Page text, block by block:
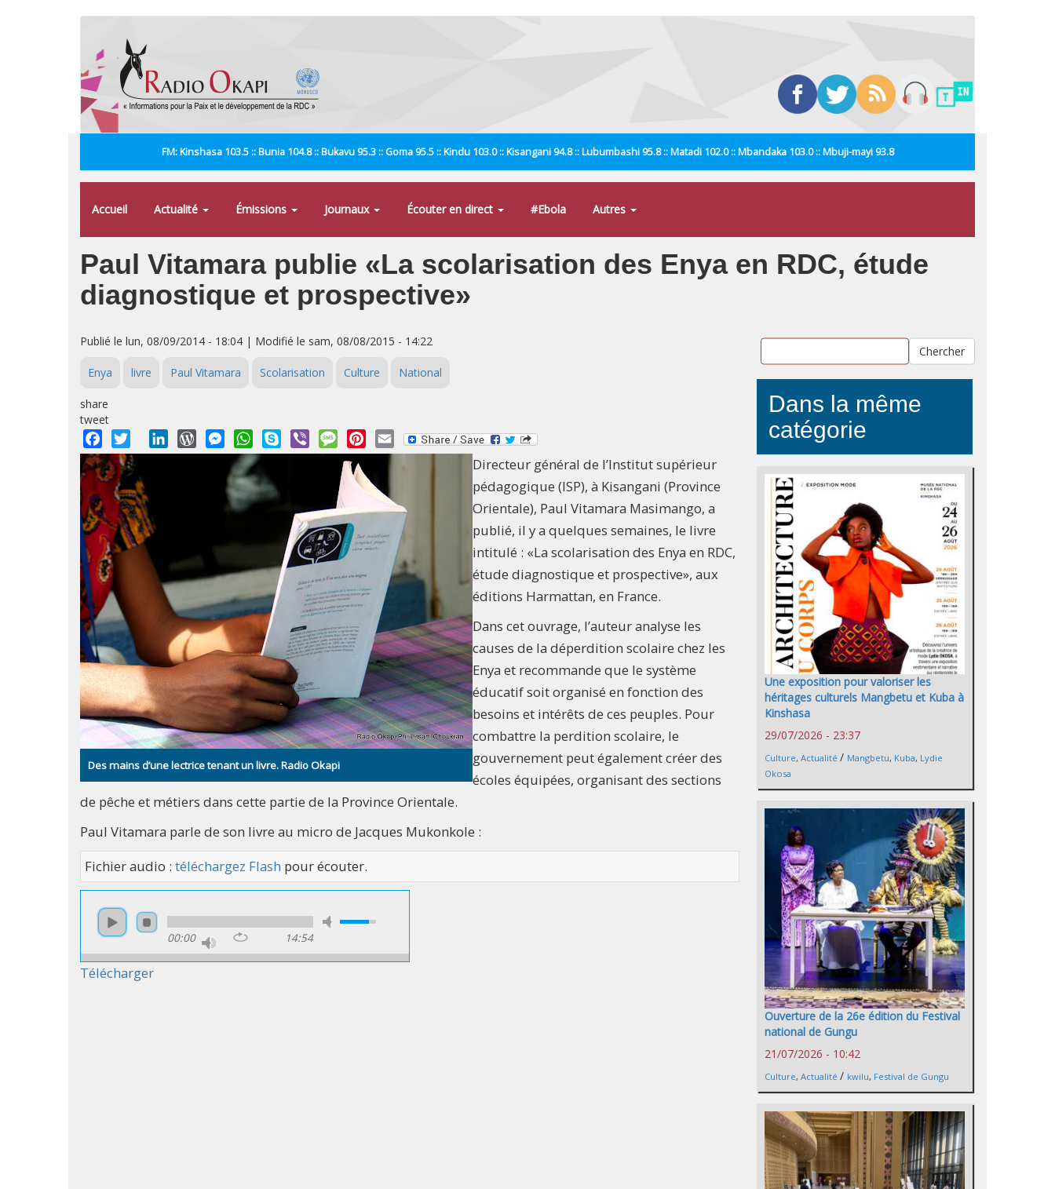
FM: Kinshasa 103.5 :: Bunia 104.8 :: Bukavu 95.3 :: Goma 95.5 :: Kindu 103.0 :: Kisangani 94.8 :: Lubumbashi 95.8 :: Matadi 102.0 :: Mbandaka 103.0 :: Mbuji-mayi 93.8
Accueil Actualité Émissions Journaux Écouter en direct #Ebola Autres
Paul Vitamara publie «La scolarisation des Enya en RDC, étude
diagnostique et prospective»
Publié le lun, 08/09/2014 - 18:04 | Modifié le sam, 08/08/2015 - 14:22
Enya livre Paul Vitamara Scolarisation Culture National
share
tweet
Facebook
Twitter LinkedInWordPressMessengerWhatsApp
Skype Viber MessagePinterest
Email
Des mains d’une lectrice tenant un livre. Radio Okapi
Directeur général de l’Institut supérieur
pédagogique (ISP), à Kisangani (Province
Orientale), Paul Vitamara Masimango, a
publié, il y a quelques semaines, le livre
intitulé : «La scolarisation des Enya en RDC,
étude diagnostique et prospective», aux
éditions Harmattan, en France.
Dans cet ouvrage, l’auteur analyse les
causes de la déperdition scolaire chez les
Enya et recommande que le système
éducatif soit organisé en fonction des
besoins et intérêts de ces peuples. Pour
combattre la perdition scolaire, le
gouvernement peut également créer des
écoles équipées, organisant des sections
de pêche et métiers dans cette partie de la Province Orientale.
Paul Vitamara parle de son livre au micro de Jacques Mukonkole :
Fichier audio : téléchargez Flash pour écouter.
00:00 14:54
Télécharger
Chercher
Dans la même
catégorie
Une exposition pour valoriser les
héritages culturels Mangbetu et Kuba à
Kinshasa
29/07/2026 - 23:37
Culture, Actualité / Mangbetu, Kuba, Lydie
Okosa
Ouverture de la 26e édition du Festival
national de Gungu
21/07/2026 - 10:42
Culture, Actualité / kwilu, Festival de Gungu